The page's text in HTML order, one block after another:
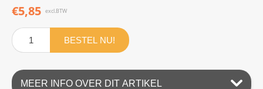
€5,85 excl.BTW
BESTEL NU!
MEER INFO OVER DIT ARTIKEL